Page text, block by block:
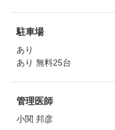
駐車場
あり
あり 無料25台
管理医師
小関 邦彦